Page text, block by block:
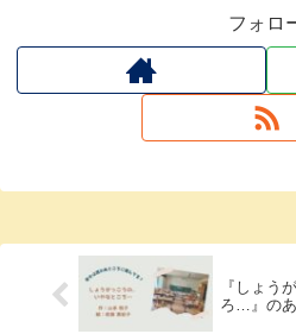
フォロ
『しょう
ろ…』の